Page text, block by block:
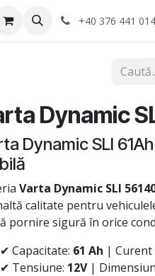
uri montaj +40 376 441 014
Dynamic
Dynamic SLI
Varta Dynamic SLI
calitate pentru
pornire sigură în orice
✔ Capacitate: 61 Ah | Curent
✔ Tensiune: 12V|